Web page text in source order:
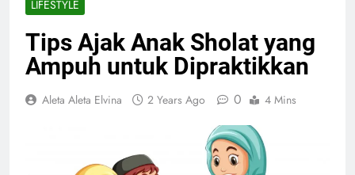
LIFESTYLE
Tips Ajak Anak Sholat yang
Ampuh untuk Dipraktikkan
Aleta Aleta Elvina 2 Years Ago 0 4 Mins